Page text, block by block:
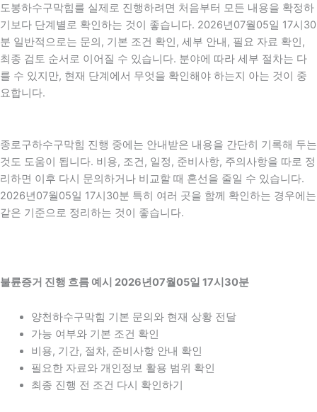
도봉하수구막힘를 실제로 진행하려면 처음부터 모든 내용을 확정하
기보다 단계별로 확인하는 것이 좋습니다. 2026년07월05일 17시30
분 일반적으로는 문의, 기본 조건 확인, 세부 안내, 필요 자료 확인,
최종 검토 순서로 이어질 수 있습니다. 분야에 따라 세부 절차는 다
를 수 있지만, 현재 단계에서 무엇을 확인해야 하는지 아는 것이 중
요합니다.
종로구하수구막힘 진행 중에는 안내받은 내용을 간단히 기록해 두는
것도 도움이 됩니다. 비용, 조건, 일정, 준비사항, 주의사항을 따로 정
리하면 이후 다시 문의하거나 비교할 때 혼선을 줄일 수 있습니다.
2026년07월05일 17시30분 특히 여러 곳을 함께 확인하는 경우에는
같은 기준으로 정리하는 것이 좋습니다.
불륜증거 진행 흐름 예시 2026년07월05일 17시30분
양천하수구막힘 기본 문의와 현재 상황 전달
가능 여부와 기본 조건 확인
비용, 기간, 절차, 준비사항 안내 확인
필요한 자료와 개인정보 활용 범위 확인
최종 진행 전 조건 다시 확인하기